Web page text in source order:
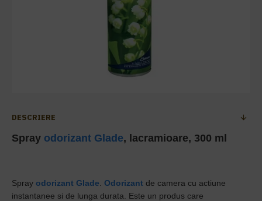
DESCRIERE
Spray odorizant Glade, lacramioare, 300 ml
Spray odorizant Glade Odorizant de camera cu actiune
instantanee si de lunga durata. Este un produs care